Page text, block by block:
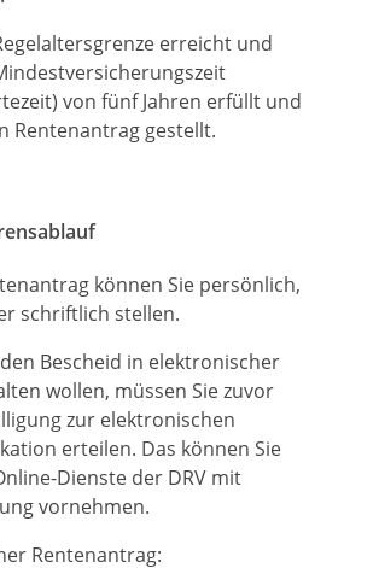
erreicht und
von fünf Jahren erfüllt und
Rentenantrag gestellt.
können Sie persönlich,
schriftlich stellen.
Bescheid in elektronischer
wollen, müssen Sie zuvor
zur elektronischen
erteilen. Das können Sie
Dienste der DRV mit
vornehmen.
Rentenantrag: